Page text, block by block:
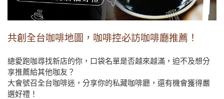
共創全台咖啡地圖，咖啡控必訪咖啡廳推薦！
總愛跑咖尋找新店的你，口袋名單是否越來越滿，迫不及想分
享推薦給其他咖友？
大會號召全台咖啡迷，分享你的私藏咖啡廳，還有機會獲得嚴
選好禮！